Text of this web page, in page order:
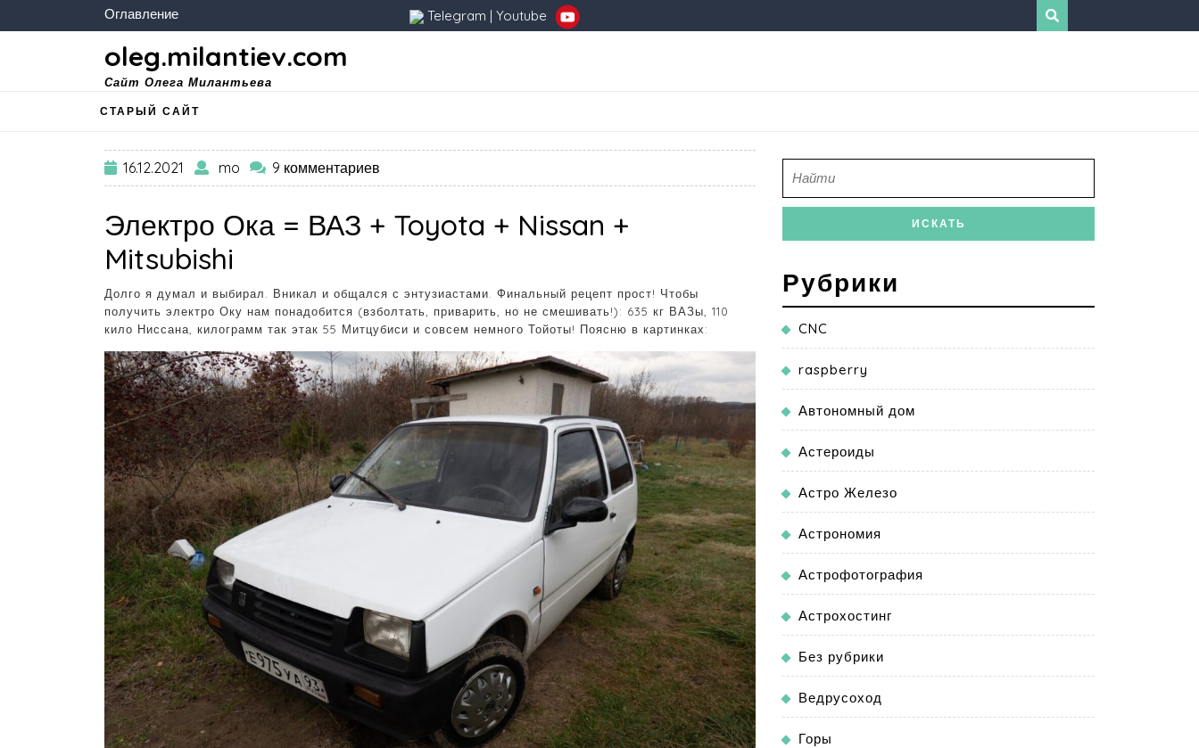
Оглавление Telegram | Youtube
oleg.milantiev.com
Сайт Олега Милантьева
СТАРЫЙ САЙТ
16.12.2021 mo 9 комментариев
Электро Ока = ВАЗ + Toyota + Nissan +
Mitsubishi
Долго я думал и выбирал. Вникал и общался с энтузиастами. Финальный рецепт прост! Чтобы
получить электро Оку нам понадобится (взболтать, приварить, но не смешивать!): 635 кг ВАЗы, 110
кило Ниссана, килограмм так этак 55 Митцубиси и совсем немного Тойоты! Поясню в картинках:
Рубрики
CNC
raspberry
Автономный дом
Астероиды
Астро Железо
Астрономия
Астрофотография
Астрохостинг
Без рубрики
Ведрусоход
Горы